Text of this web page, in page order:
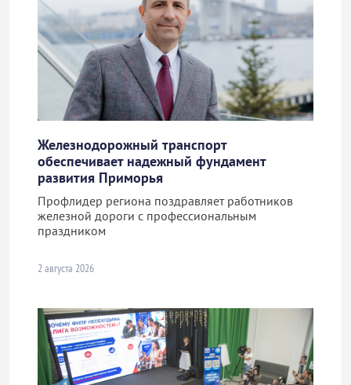
Железнодорожный транспорт
обеспечивает надежный фундамент
развития Приморья
Профлидер региона поздравляет работников
железной дороги с профессиональным
праздником
2 августа 2026